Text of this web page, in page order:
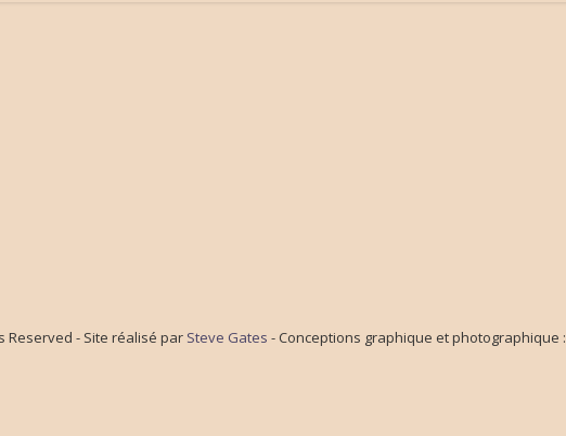
Reserved - Site réalisé par Steve Gates - Conceptions graphique et photographique :